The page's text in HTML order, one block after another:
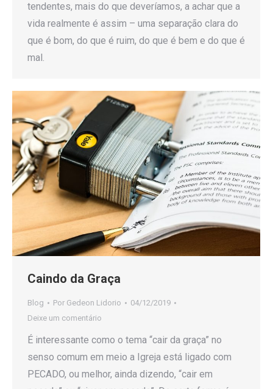
tendentes, mais do que deveríamos, a achar que a
vida realmente é assim – uma separação clara do
que é bom, do que é ruim, do que é bem e do que é
mal.
Caindo da Graça
Blog Por Gedeon Lidorio
04/12/2019
Deixe um comentário
É interessante como o tema “cair da graça” no
senso comum em meio a Igreja está ligado com
PECADO, ou melhor, ainda dizendo, “cair em